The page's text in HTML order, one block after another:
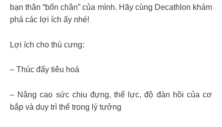
bạn thân “bốn chân” của mình. Hãy cùng Decathlon khám
phá các lợi ích ấy nhé!
Lợi ích cho thú cưng:
– Thúc đẩy tiêu hoá
– Nâng cao sức chịu đựng, thể lực, độ đàn hồi của cơ
bắp và duy trì thể trọng lý tưởng